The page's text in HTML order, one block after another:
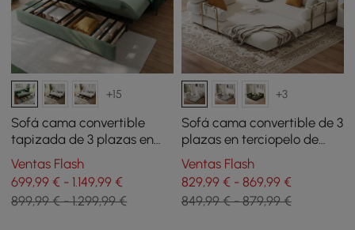
+15
Sofá cama convertible
tapizada de 3 plazas en
tela terciopelo de 200 cm -
verde
Ventas Flash
699,99 € - 1.149,99 €
899,99 € - 1.299,99 €
+3
Sofá cama convertible de 3
plazas en terciopelo de
206 cm - blanco
Ventas Flash
829,99 € - 869,99 €
849,99 € - 879,99 €